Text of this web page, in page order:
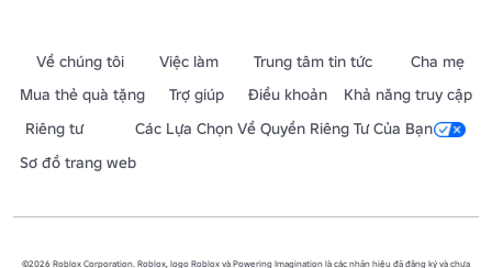
Về chúng tôi Việc làm Trung tâm tin tức
Cha mẹ
Mua thẻ quà tặng
Trợ giúp Điều khoản
Khả năng truy cập
Riêng tư
Các Lựa Chọn Về Quyền Riêng Tư Của Bạn
Sơ đồ trang web
©2026 Roblox Corporation. Roblox, logo Roblox và Powering Imagination là các nhãn hiệu đã đăng ký và chưa